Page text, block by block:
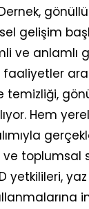
gelişim
ve anlamlı
temizliği,
Hem
toplumsal
yetkilileri,